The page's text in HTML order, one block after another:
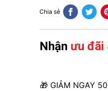
Chia sẻ
Nhận ưu đãi
🎁 GIẢM NGAY